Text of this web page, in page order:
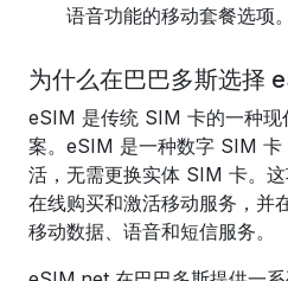
语音功能的移动套餐选项。
为什么在巴巴多斯选择
eSIM 是传统 SIM 卡的一种现
案。eSIM 是一种数字 SIM 卡
活，无需更换实体 SIM 卡。
在线购买和激活移动服务，并
移动数据、语音和短信服务。